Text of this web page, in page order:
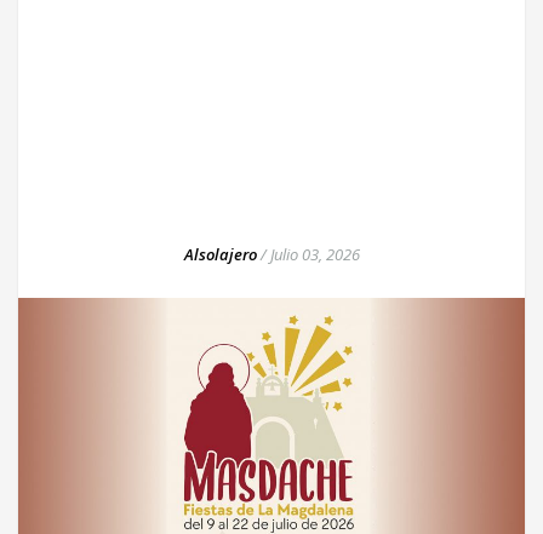
Alsolajero/Julio 03, 2026